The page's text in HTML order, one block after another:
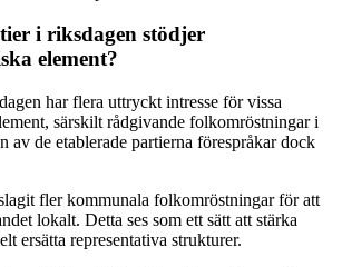
i riksdagen stödjer
element?
har flera uttryckt intresse för vissa
särskilt rådgivande folkomröstningar i
av de etablerade partierna förespråkar dock
fler kommunala folkomröstningar för att
lokalt. Detta ses som ett sätt att stärka
ersätta representativa strukturer.